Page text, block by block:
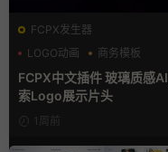
FCPX发生器
LOGO动画
商务模板
支持Intel+M芯片
FCPX中文插件 玻璃质感
索Logo展示片头
1周前